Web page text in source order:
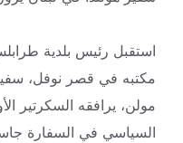
استقبل رئيس بلدية
مكتبه في قصر نوفل،
مولن، يرافقه السكرتير
السياسي في السفارة